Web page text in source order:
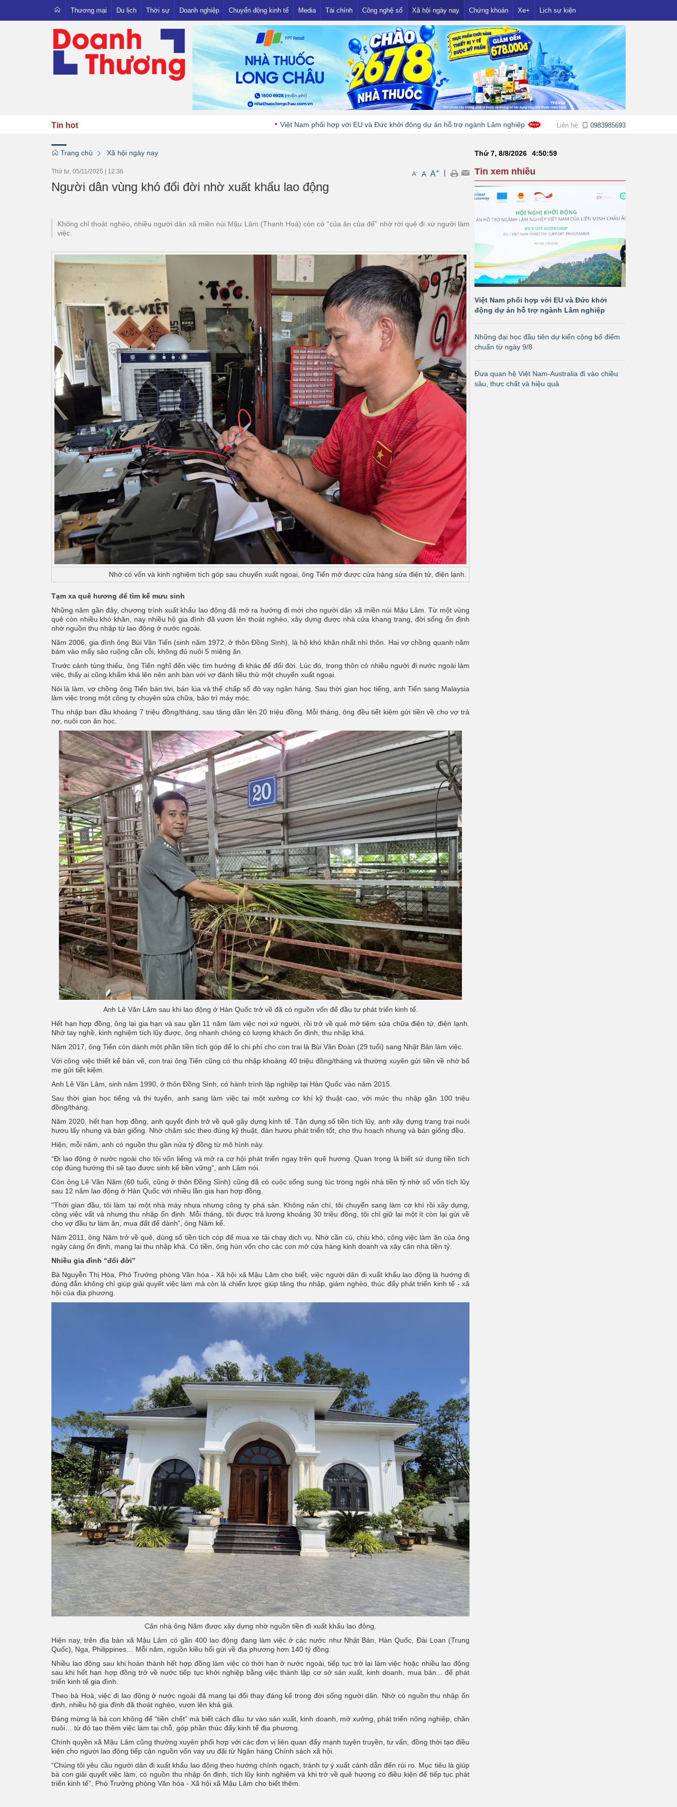
Thương mại
Xuất nhập khẩu
Người Việt - Hàng Việt
Du lịch Thời sự
Trong nước
Quốc tế
Doanh nghiệp Chuyển động kinh tế
Thị trường
Khuyến mại
Media Tài chính
Ngân hàng
Đầu tư
Tiền - Vàng
Công nghệ số Xã hội ngày nay
Showbiz
Chứng khoán Xe+ Lịch sự kiện
Tin hot Việt Nam phối hợp với EU và Đức khởi động dự án hỗ trợ ngành Lâm nghiệp Những đại học đầu tiên dự kiến công bố điểm
Liên hệ: 0983985693
Trang chủ Xã hội ngày nay
Thứ tư, 05/11/2025 12:36 A- A A+ |
Người dân vùng khó đổi đời nhờ xuất khẩu lao động
Không chỉ thoát nghèo, nhiều người dân xã miền núi Mậu Lâm (Thanh Hoá) còn có “của ăn của để” nhờ rời quê đi xứ người làm
việc.
Nhờ có vốn và kinh nghiệm tích góp sau chuyến xuất ngoại, ông Tiến mở được cửa hàng sửa điện tử, điện lạnh.
Tạm xa quê hương để tìm kế mưu sinh
Những năm gần đây, chương trình xuất khẩu lao động đã mở ra hướng đi mới cho người dân xã miền núi Mậu Lâm. Từ một vùng
quê còn nhiều khó khăn, nay nhiều hộ gia đình đã vươn lên thoát nghèo, xây dựng được nhà cửa khang trang, đời sống ổn định
nhờ nguồn thu nhập từ lao động ở nước ngoài.
Năm 2006, gia đình ông Bùi Văn Tiến (sinh năm 1972, ở thôn Đồng Sình), là hộ khó khăn nhất nhì thôn. Hai vợ chồng quanh năm
bám vào mấy sào ruộng cằn cỗi, không đủ nuôi 5 miệng ăn.
Trước cảnh túng thiếu, ông Tiến nghĩ đến việc tìm hướng đi khác để đổi đời. Lúc đó, trong thôn có nhiều người đi nước ngoài làm
việc, thấy ai cũng khấm khá lên nên anh bàn với vợ đánh liều thử một chuyến xuất ngoại.
Nói là làm, vợ chồng ông Tiến bán tivi, bán lúa và thế chấp sổ đỏ vay ngân hàng. Sau thời gian học tiếng, anh Tiến sang Malaysia
làm việc trong một công ty chuyên sửa chữa, bảo trì máy móc.
Thu nhập ban đầu khoảng 7 triệu đồng/tháng, sau tăng dần lên 20 triệu đồng. Mỗi tháng, ông đều tiết kiệm gửi tiền về cho vợ trả
nợ, nuôi con ăn học.
Anh Lê Văn Lâm sau khi lao động ở Hàn Quốc trở về đã có nguồn vốn để đầu tư phát triển kinh tế.
Hết hạn hợp đồng, ông lại gia hạn và sau gần 11 năm làm việc nơi xứ người, rồi trở về quê mở tiệm sửa chữa điện tử, điện lạnh.
Nhờ tay nghề, kinh nghiệm tích lũy được, ông nhanh chóng có lượng khách ổn định, thu nhập khá.
Năm 2017, ông Tiến còn dành một phần tiền tích góp để lo chi phí cho con trai là Bùi Văn Đoàn (29 tuổi) sang Nhật Bản làm việc.
Với công việc thiết kế bản vẽ, con trai ông Tiến cũng có thu nhập khoảng 40 triệu đồng/tháng và thường xuyên gửi tiền về nhờ bố
mẹ gửi tiết kiệm.
Anh Lê Văn Lâm, sinh năm 1990, ở thôn Đồng Sình, có hành trình lập nghiệp tại Hàn Quốc vào năm 2015.
Sau thời gian học tiếng và thi tuyển, anh sang làm việc tại một xưởng cơ khí kỹ thuật cao, với mức thu nhập gần 100 triệu
đồng/tháng.
Năm 2020, hết hạn hợp đồng, anh quyết định trở về quê gây dựng kinh tế. Tận dụng số tiền tích lũy, anh xây dựng trang trại nuôi
hươu lấy nhung và bán giống. Nhờ chăm sóc theo đúng kỹ thuật, đàn hươu phát triển tốt, cho thu hoạch nhung và bán giống đều.
Hiện, mỗi năm, anh có nguồn thu gần nửa tỷ đồng từ mô hình này.
“Đi lao động ở nước ngoài cho tôi vốn liếng và mở ra cơ hội phát triển ngay trên quê hương. Quan trọng là biết sử dụng tiền tích
cóp đúng hướng thì sẽ tạo được sinh kế bền vững”, anh Lâm nói.
Còn ông Lê Văn Năm (60 tuổi, cũng ở thôn Đồng Sình) cũng đã có cuộc sống sung túc trong ngôi nhà tiền tỷ nhờ số vốn tích lũy
sau 12 năm lao động ở Hàn Quốc với nhiều lần gia hạn hợp đồng.
"Thời gian đầu, tôi làm tại một nhà máy nhựa nhưng công ty phá sản. Không nản chí, tôi chuyển sang làm cơ khí rồi xây dựng,
công việc vất vả nhưng thu nhập ổn định. Mỗi tháng, tôi được trả lương khoảng 30 triệu đồng, tôi chỉ giữ lại một ít còn lại gửi về
cho vợ đầu tư làm ăn, mua đất để dành”, ông Năm kể.
Năm 2011, ông Năm trở về quê, dùng số tiền tích cóp để mua xe tải chạy dịch vụ. Nhờ cần cù, chịu khó, công việc làm ăn của ông
ngày càng ổn định, mang lại thu nhập khá. Có tiền, ông hùn vốn cho các con mở cửa hàng kinh doanh và xây căn nhà tiền tỷ.
Nhiều gia đình “đổi đời”
Bà Nguyễn Thị Hòa, Phó Trưởng phòng Văn hóa - Xã hội xã Mậu Lâm cho biết, việc người dân đi xuất khẩu lao động là hướng đi
đúng đắn không chỉ giúp giải quyết việc làm mà còn là chiến lược giúp tăng thu nhập, giảm nghèo, thúc đẩy phát triển kinh tế - xã
hội của địa phương.
Căn nhà ông Năm được xây dựng nhờ nguồn tiền đi xuất khẩu lao động.
Hiện nay, trên địa bàn xã Mậu Lâm có gần 400 lao động đang làm việc ở các nước như Nhật Bản, Hàn Quốc, Đài Loan (Trung
Quốc), Nga, Philippines… Mỗi năm, nguồn kiều hối gửi về địa phương hơn 140 tỷ đồng.
Nhiều lao động sau khi hoàn thành hết hợp đồng làm việc có thời hạn ở nước ngoài, tiếp tục trở lại làm việc hoặc nhiều lao động
sau khi hết hạn hợp đồng trở về nước tiếp tục khởi nghiệp bằng việc thành lập cơ sở sản xuất, kinh doanh, mua bán... để phát
triển kinh tế gia đình.
Theo bà Hoà, việc đi lao động ở nước ngoài đã mang lại đổi thay đáng kể trong đời sống người dân. Nhờ có nguồn thu nhập ổn
định, nhiều hộ gia đình đã thoát nghèo, vươn lên khá giả.
Đáng mừng là bà con không để “tiền chết” mà biết cách đầu tư vào sản xuất, kinh doanh, mở xưởng, phát triển nông nghiệp, chăn
nuôi… từ đó tạo thêm việc làm tại chỗ, góp phần thúc đẩy kinh tế địa phương.
Chính quyền xã Mậu Lâm cũng thường xuyên phối hợp với các đơn vị liên quan đẩy mạnh tuyên truyền, tư vấn, đồng thời tạo điều
kiện cho người lao động tiếp cận nguồn vốn vay ưu đãi từ Ngân hàng Chính sách xã hội.
“Chúng tôi yêu cầu người dân đi xuất khẩu lao động theo hướng chính ngạch, tránh tự ý xuất cảnh dẫn đến rủi ro. Mục tiêu là giúp
bà con giải quyết việc làm, có nguồn thu nhập ổn định, tích lũy kinh nghiệm và khi trở về quê hương có điều kiện để tiếp tục phát
triển kinh tế”, Phó Trưởng phòng Văn hóa - Xã hội xã Mậu Lâm cho biết thêm.
Thứ 7, 8/8/2026 4:51:00
Tin xem nhiều
Việt Nam phối hợp với EU và Đức khởi
động dự án hỗ trợ ngành Lâm nghiệp
Những đại học đầu tiên dự kiến công bố điểm
chuẩn từ ngày 9/8
Đưa quan hệ Việt Nam-Australia đi vào chiều
sâu, thực chất và hiệu quả